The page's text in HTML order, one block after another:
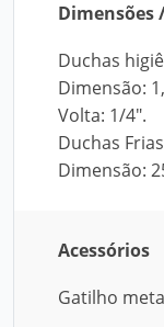
Dimensões
Duchas
Dimensão:
Volta: 1/4".
Duchas Frias
Dimensão:
Acessórios
Gatilho